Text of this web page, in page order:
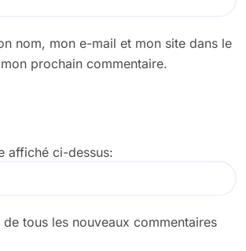
nom, mon e-mail et mon site dans le
prochain commentaire.
affiché ci-dessus:
tous les nouveaux commentaires